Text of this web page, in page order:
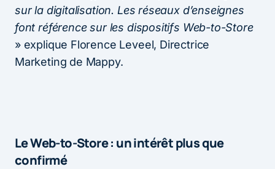
sur la digitalisation. Les réseaux d’enseignes
font référence sur les dispositifs Web-to-Store
» explique Florence Leveel, Directrice
Marketing de Mappy.
Le Web-to-Store : un intérêt plus que
confirmé